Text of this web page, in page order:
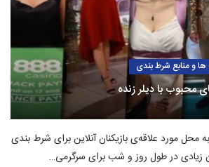
و منابع شرط بندی
محبوب با دیلر زنده
به محل مورد علاقه‌ی بازیکنان آنلاین برای شرط بندی
زیادی در طول روز و شب برای سرگرمی…